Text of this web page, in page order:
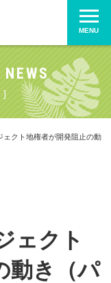
MENU
]
ェクト地権者が開発阻止の動
ェクト
動き（パ